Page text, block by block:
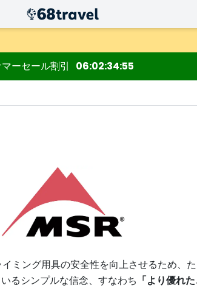
ーセール割引 06023454
ミング用具の安全性を向上させるため
るシンプルな信念、すなわち 「より優れ